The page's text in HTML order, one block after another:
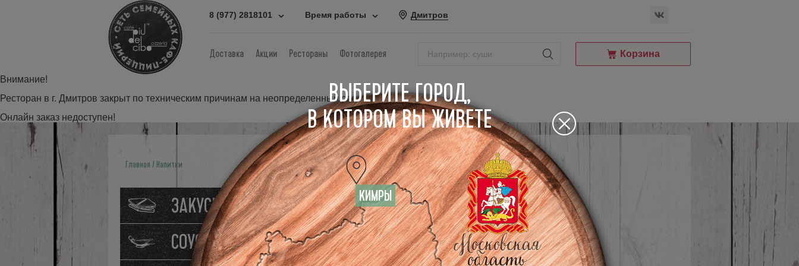
8 (977) 2818101 Время работы Дмитров
Доставка Акции Рестораны Фотогалерея Корзина
Внимание!
Ресторан в г. Дмитров закрыт по техническим причинам на неопределенный срок.
Онлайн заказ недоступен!
ВЫБЕРИТЕ ГОРОД,
В КОТОРОМ ВЫ ЖИВЕТЕ
КИМРЫ
Главная Напитки Напитки
ЗАКУСКИ
СОУСЫ